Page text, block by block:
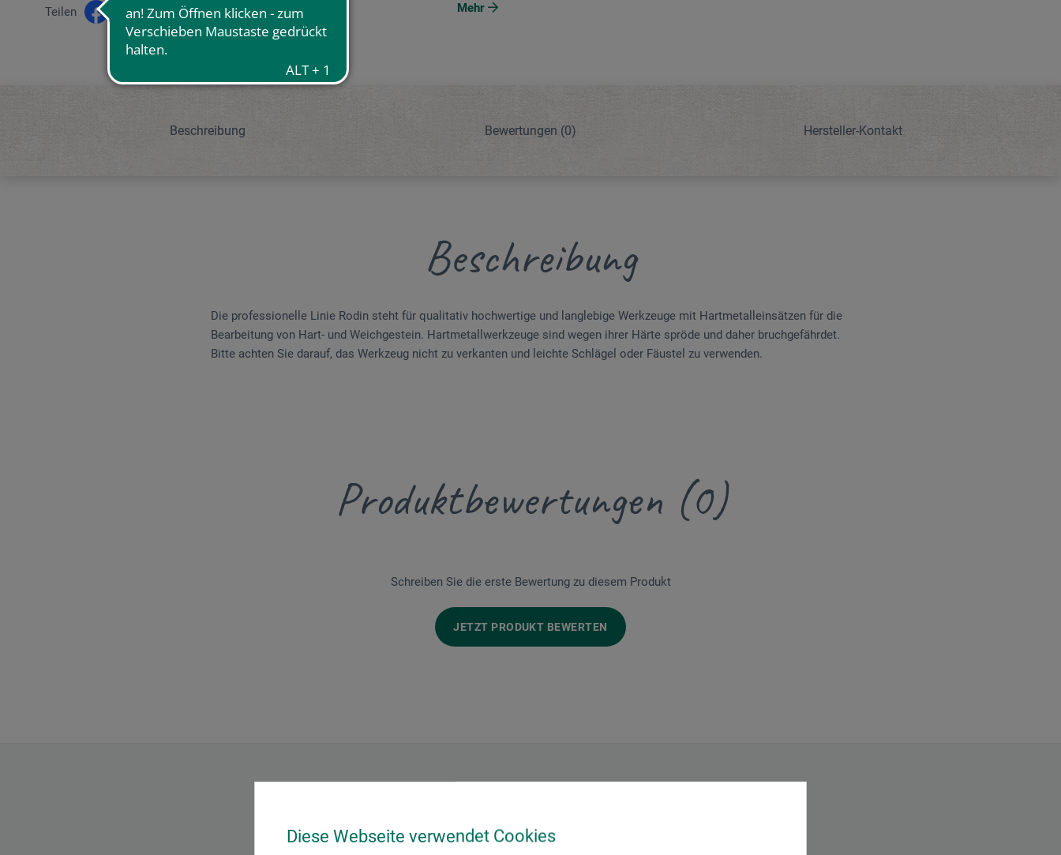
Diese Webseite verwendet Cookies
Teilen Mehr
Beschreibung Bewertungen (0) Hersteller-Kontakt
Beschreibung
Die professionelle Linie Rodin steht für qualitativ hochwertige und langlebige Werkzeuge mit Hartmetall­ein­sätzen für die
Bearbeitung von Hart- und Weichgestein. Hartmetallwerkzeuge sind wegen ihrer Härte spröde und daher bruchgefährdet.
Bitte achten Sie darauf, das Werkzeug nicht zu verkanten und leichte Schlägel oder Fäustel zu verwenden.
Produktbewertungen (0)
Schreiben Sie die erste Bewertung zu diesem Produkt
JETZT PRODUKT BEWERTEN
Hersteller-Kontakt